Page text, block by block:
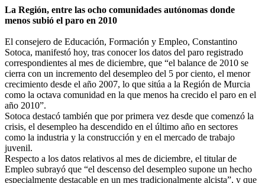
La Región, entre las ocho comunidades autónomas donde
menos subió el paro en 2010
El consejero de Educación, Formación y Empleo, Constantino
Sotoca, manifestó hoy, tras conocer los datos del paro registrado
correspondientes al mes de diciembre, que “el balance de 2010 se
cierra con un incremento del desempleo del 5 por ciento, el menor
crecimiento desde el año 2007, lo que sitúa a la Región de Murcia
como la octava comunidad en la que menos ha crecido el paro en el
año 2010”.
Sotoca destacó también que por primera vez desde que comenzó la
crisis, el desempleo ha descendido en el último año en sectores
como la industria y la construcción y en el mercado de trabajo
juvenil.
Respecto a los datos relativos al mes de diciembre, el titular de
Empleo subrayó que “el descenso del desempleo supone un hecho
especialmente destacable en un mes tradicionalmente alcista”, y que